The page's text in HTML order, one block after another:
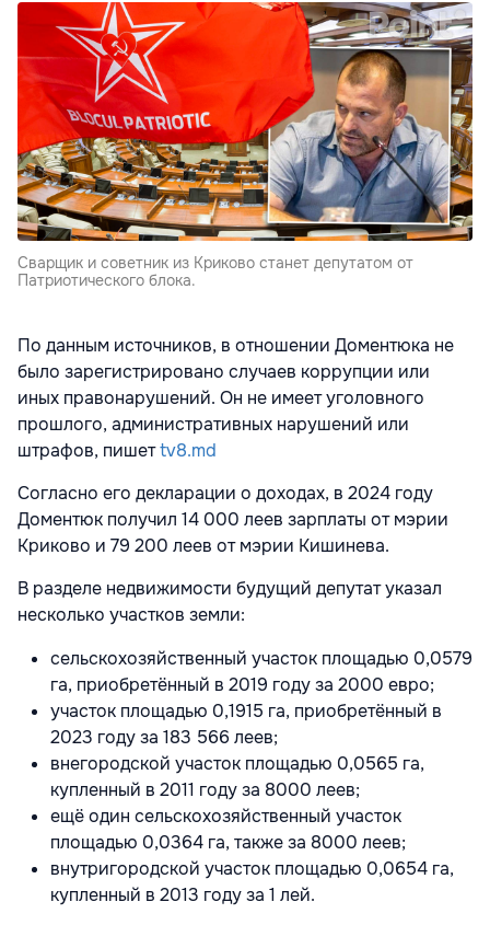
Сварщик и советник из Криково станет депутатом от
Патриотического блока.
По данным источников, в отношении Доментюка не
было зарегистрировано случаев коррупции или
иных правонарушений. Он не имеет уголовного
прошлого, административных нарушений или
штрафов, пишетtv8.md
Согласно его декларации о доходах, в 2024 году
Доментюк получил 14 000 леев зарплаты от мэрии
Криково и 79 200 леев от мэрии Кишинева.
В разделе недвижимости будущий депутат указал
несколько участков земли:
сельскохозяйственный участок площадью 0,0579
га, приобретённый в 2019 году за 2000 евро;
участок площадью 0,1915 га, приобретённый в
2023 году за 183 566 леев;
внегородской участок площадью 0,0565 га,
купленный в 2011 году за 8000 леев;
ещё один сельскохозяйственный участок
площадью 0,0364 га, также за 8000 леев;
внутригородской участок площадью 0,0654 га,
купленный в 2013 году за 1 лей.